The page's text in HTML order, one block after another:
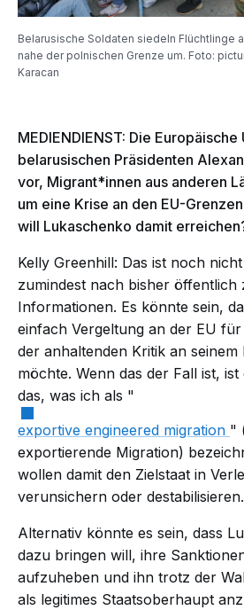
Belarusische Soldaten siedeln Flüchtlinge
nahe der polnischen Grenze um. Foto:
Karacan
MEDIENDIENST: Die
belarusischen Präsidenten
vor, Migrant*innen aus anderen
um eine Krise an den EU-
will Lukaschenko damit
Kelly Greenhill: Das ist noch
zumindest nach bisher öffentlich
Informationen. Es könnte sein,
einfach Vergeltung an der EU
der anhaltenden Kritik an seinem
möchte. Wenn das der Fall ist,
das, was ich als "
exportive engineered migration "
exportierende Migration)
wollen damit den Zielstaat in
verunsichern oder destabilisieren.
Alternativ könnte es sein, dass
dazu bringen will, ihre
aufzuheben und ihn trotz der
als legitimes Staatsoberhaupt